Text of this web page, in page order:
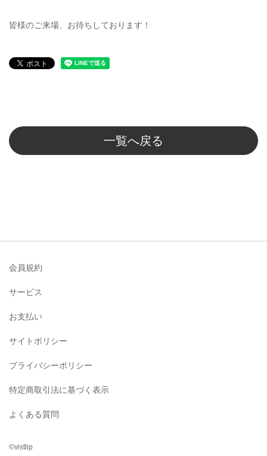
皆様のご来場、お待ちしております！
一覧へ戻る
会員規約
サービス
お支払い
サイトポリシー
プライバシーポリシー
特定商取引法に基づく表示
よくある質問
©︎vistlip